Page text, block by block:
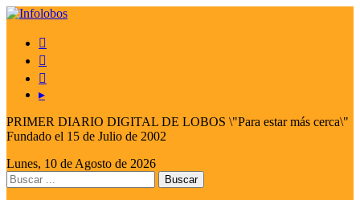



▸
PRIMER DIARIO DIGITAL DE LOBOS \"Para estar más cerca\"
Fundado el 15 de Julio de 2002
Lunes, 10 de Agosto de 2026